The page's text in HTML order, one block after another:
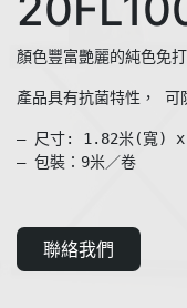
產品具有抗菌特性，
— 尺寸: 1.82米(寬) x
— 包裝：9米／卷
聯絡我們